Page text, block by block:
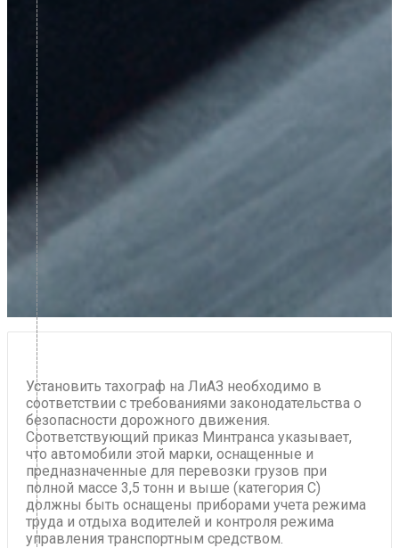
Установить тахограф на ЛиАЗ необходимо в
соответствии с требованиями законодательства о
безопасности дорожного движения.
Соответствующий приказ Минтранса указывает,
что автомобили этой марки, оснащенные и
предназначенные для перевозки грузов при
полной массе 3,5 тонн и выше (категория С)
должны быть оснащены приборами учета режима
труда и отдыха водителей и контроля режима
управления транспортным средством.